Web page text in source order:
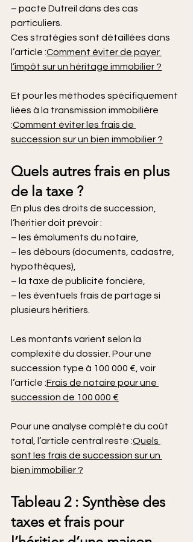
– pacte Dutreil dans des cas
particuliers.
Ces stratégies sont détaillées dans
l’article :Comment éviter de payer
l’impôt sur un héritage immobilier ?
Et pour les méthodes spécifiquement
liées à la transmission immobilière
:Comment éviter les frais de
succession sur un bien immobilier ?
Quels autres frais en plus
de la taxe ?
En plus des droits de succession,
l’héritier doit prévoir :
– les émoluments du notaire,
– les débours (documents, cadastre,
hypothèques),
– la taxe de publicité foncière,
– les éventuels frais de partage si
plusieurs héritiers.
Les montants varient selon la
complexité du dossier. Pour une
succession type à 100 000 €, voir
l’article :Frais de notaire pour une
succession de 100 000 €
Pour une analyse complète du coût
total, l’article central reste :Quels
sont les frais de succession sur un
bien immobilier ?
Tableau 2 : Synthèse des
taxes et frais pour